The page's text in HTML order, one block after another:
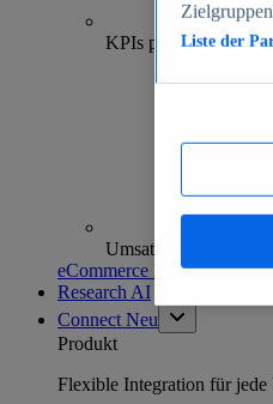
KPIs pro Shop
Umsatzanalysen und -
eCommerce Insights
Research AI
Connect Neu
Produkt
Flexible Integration für jede
Liste der